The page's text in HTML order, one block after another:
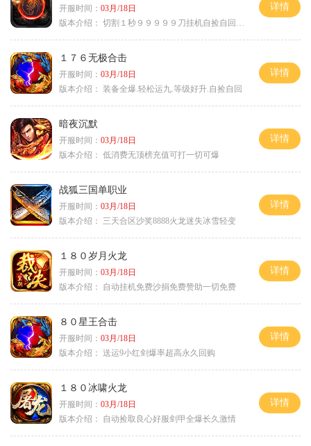
开服时间： 03月/18日
版本介绍： 切割１秒９９９９９刀挂机自捡自回０血不
详情
１７６无极合击
开服时间： 03月/18日
版本介绍： 装备全爆.轻松运九.等级好升.自捡自回
详情
暗夜沉默
开服时间： 03月/18日
版本介绍： 低消费无顶榜充值可打一切可爆
详情
战狐三国单职业
开服时间： 03月/18日
版本介绍：
三天合区沙奖8888火龙迷失冰雪轻变
详情
１８０岁月火龙
开服时间： 03月/18日
版本介绍：
自动挂机免费沙捐免费赞助一切免费
详情
８０星王合击
开服时间： 03月/18日
版本介绍： 送运9小红剑爆率超高永久回购
详情
１８０冰啸火龙
开服时间： 03月/18日
版本介绍：
自动捡取良心好服剑甲全爆长久激情
详情